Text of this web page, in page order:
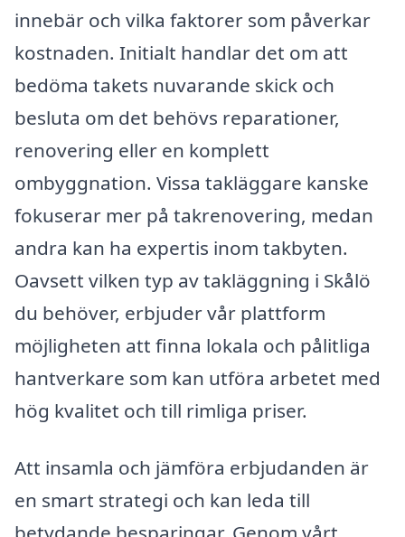
innebär och vilka faktorer som påverkar
kostnaden. Initialt handlar det om att
bedöma takets nuvarande skick och
besluta om det behövs reparationer,
renovering eller en komplett
ombyggnation. Vissa takläggare kanske
fokuserar mer på takrenovering, medan
andra kan ha expertis inom takbyten.
Oavsett vilken typ av takläggning i Skålö
du behöver, erbjuder vår plattform
möjligheten att finna lokala och pålitliga
hantverkare som kan utföra arbetet med
hög kvalitet och till rimliga priser.
Att insamla och jämföra erbjudanden är
en smart strategi och kan leda till